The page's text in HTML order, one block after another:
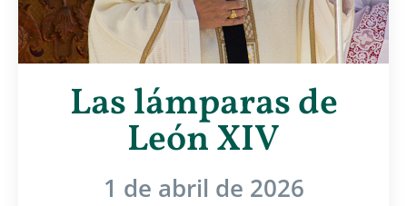
Las lámparas de
León XIV
1 de abril de 2026